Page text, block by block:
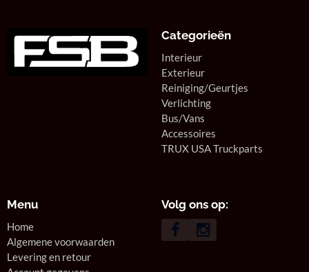
Categorieën
Interieur
Exterieur
Reiniging/Geurtjes
Verlichting
Bus/Vans
Accessoires
TRUX USA Truckparts
Menu
Home
Algemene voorwaarden
Levering en retour
Volg ons op: